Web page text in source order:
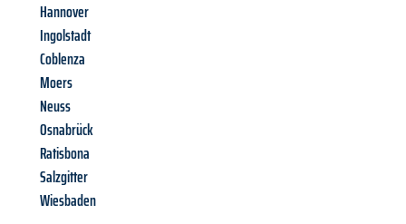
Hannover
Ingolstadt
Coblenza
Moers
Neuss
Osnabrück
Ratisbona
Salzgitter
Wiesbaden